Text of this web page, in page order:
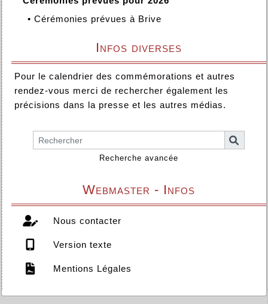
• Cérémonies prévues à Brive
Infos diverses
Pour le calendrier des commémorations et autres
rendez-vous merci de rechercher également les
précisions dans la presse et les autres médias.
Recherche avancée
Webmaster - Infos
Nous contacter
Version texte
Mentions Légales